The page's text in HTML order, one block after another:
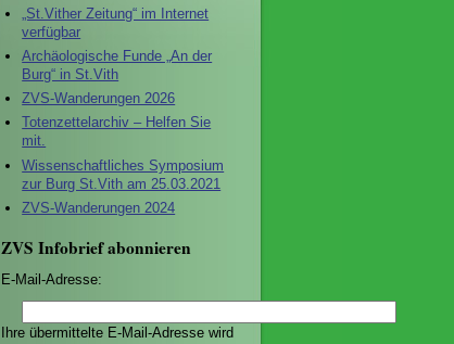
„St.Vither Zeitung“ im Internet
verfügbar
Archäologische Funde „An der
Burg“ in St.Vith
ZVS-Wanderungen 2026
Totenzettelarchiv – Helfen Sie
mit.
Wissenschaftliches Symposium
zur Burg St.Vith am 25.03.2021
ZVS-Wanderungen 2024
ZVS Infobrief abonnieren
E-Mail-Adresse:
Ihre übermittelte E-Mail-Adresse wird